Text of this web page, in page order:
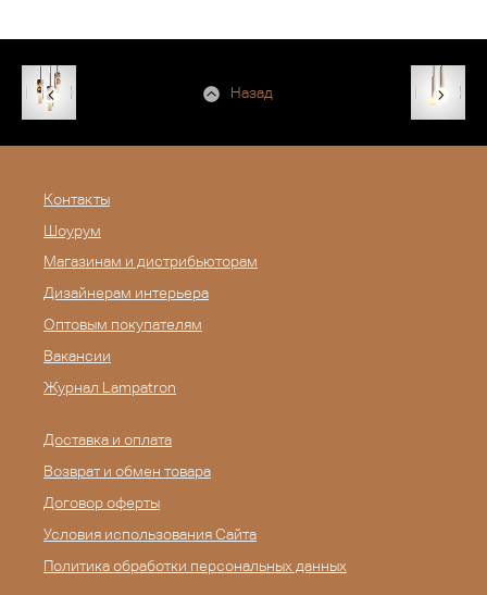
Назад
Контакты
Шоурум
Магазинам и дистрибьюторам
Дизайнерам интерьера
Оптовым покупателям
Вакансии
Журнал Lampatron
Доставка и оплата
Возврат и обмен товара
Договор оферты
Условия использования Сайта
Политика обработки персональных данных